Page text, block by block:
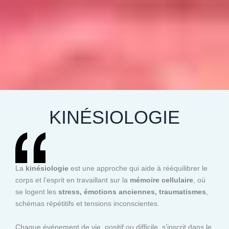
KINÉSIOLOGIE
La kinésiologie est une approche qui aide à rééquilibrer le
corps et l’esprit en travaillant sur la mémoire cellulaire, où
se logent les stress, émotions anciennes, traumatismes,
schémas répétitifs et tensions inconscientes.
Chaque événement de vie, positif ou difficile, s’inscrit dans le